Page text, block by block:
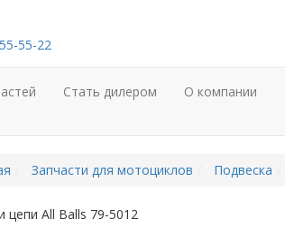
55-22
Стать дилером О компании
Запчасти для мотоциклов Подвеска